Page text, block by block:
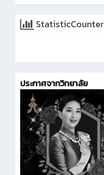
StatisticCounter
ประกาศจากวิทยาลัย